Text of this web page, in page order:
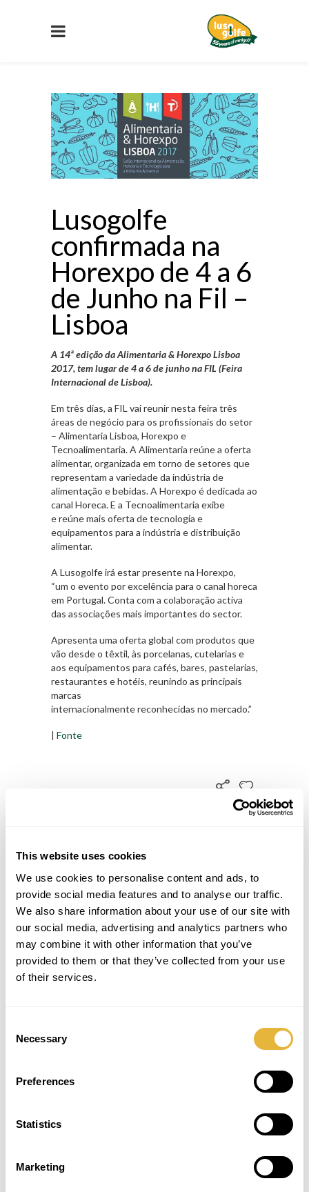
This website uses cookies
We use cookies to personalise content and ads, to
provide social media features and to analyse our traffic.
We also share information about your use of our site with
our social media, advertising and analytics partners who
may combine it with other information that you’ve
provided to them or that they’ve collected from your use
of their services.
Selection
Necessary
Preferences
Statistics
Marketing
Lusogolfe
confirmada na
Horexpo de 4 a 6
de Junho na Fil –
Lisboa
A 14ª edição da Alimentaria & Horexpo Lisboa
2017, tem lugar de 4 a 6 de junho na FIL (Feira
Internacional de Lisboa).
Em três dias, a FIL vai reunir nesta feira três
áreas de negócio para os profissionais do setor
– Alimentaria Lisboa, Horexpo e
Tecnoalimentaria. A Alimentaria reúne a oferta
alimentar, organizada em torno de setores que
representam a variedade da indústria de
alimentação e bebidas. A Horexpo é dedicada ao
canal Horeca. E a Tecnoalimentaria exibe
e reúne mais oferta de tecnologia e
equipamentos para a indústria e distribuição
alimentar.
A Lusogolfe irá estar presente na Horexpo,
“um o evento por excelência para o canal horeca
em Portugal. Conta com a colaboração activa
das associações mais importantes do sector.
Apresenta uma oferta global com produtos que
vão desde o têxtil, às porcelanas, cutelarias e
aos equipamentos para cafés, bares, pastelarias,
restaurantes e hotéis, reunindo as principais
marcas
internacionalmente reconhecidas no mercado.”
| Fonte